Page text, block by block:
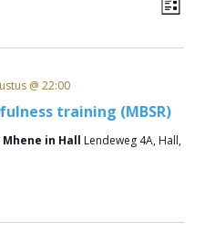
Lijst
training (MBSR)
@ 22:00
in Hall Lendeweg 4A, Hall,